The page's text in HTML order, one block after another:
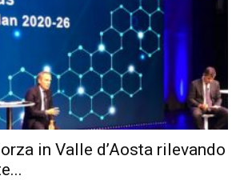
in Valle d’Aosta rilevando